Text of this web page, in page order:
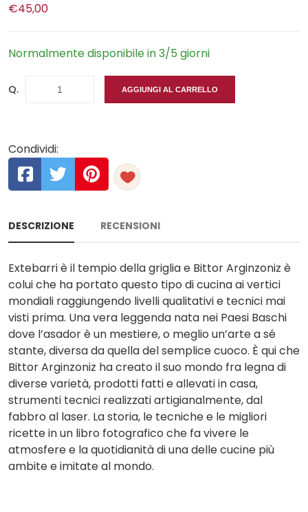
€45,00
Normalmente disponibile in 3/5 giorni
Q. AGGIUNGI AL CARRELLO
Condividi:
DESCRIZIONE RECENSIONI
Extebarri è il tempio della griglia e Bittor Arginzoniz è
colui che ha portato questo tipo di cucina ai vertici
mondiali raggiungendo livelli qualitativi e tecnici mai
visti prima. Una vera leggenda nata nei Paesi Baschi
dove l’asador è un mestiere, o meglio un’arte a sé
stante, diversa da quella del semplice cuoco. È qui che
Bittor Arginzoniz ha creato il suo mondo fra legna di
diverse varietà, prodotti fatti e allevati in casa,
strumenti tecnici realizzati artigianalmente, dal
fabbro al laser. La storia, le tecniche e le migliori
ricette in un libro fotografico che fa vivere le
atmosfere e la quotidianità di una delle cucine più
ambite e imitate al mondo.